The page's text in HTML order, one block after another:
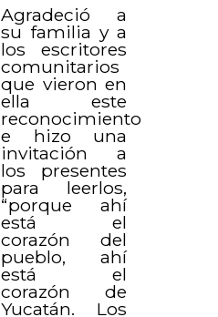
Agradeció a
su familia y a
los escritores
comunitarios
que vieron en
ella este
reconocimiento
e hizo una
invitación a
los presentes
para leerlos,
“porque ahí
está el
corazón del
pueblo, ahí
está el
corazón de
Yucatán. Los